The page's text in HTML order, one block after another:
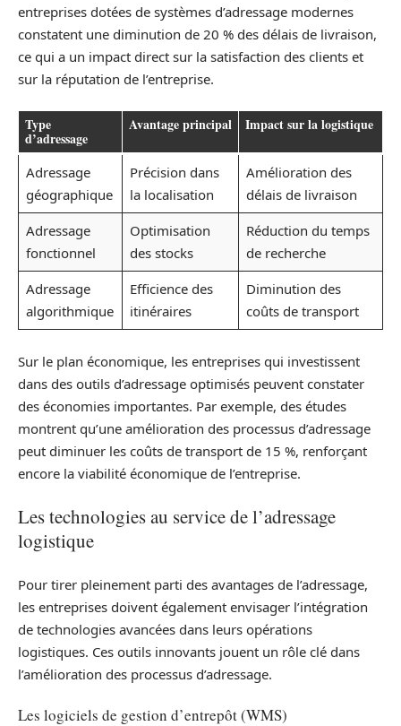
entreprises dotées de systèmes d’adressage modernes
constatent une diminution de 20 % des délais de livraison,
ce qui a un impact direct sur la satisfaction des clients et
sur la réputation de l’entreprise.
Type
d’adressage
Avantage principal Impact sur la logistique
Adressage
géographique
Précision dans
la localisation
Amélioration des
délais de livraison
Adressage
fonctionnel
Optimisation
des stocks
Réduction du temps
de recherche
Adressage
algorithmique
Efficience des
itinéraires
Diminution des
coûts de transport
Sur le plan économique, les entreprises qui investissent
dans des outils d’adressage optimisés peuvent constater
des économies importantes. Par exemple, des études
montrent qu’une amélioration des processus d’adressage
peut diminuer les coûts de transport de 15 %, renforçant
encore la viabilité économique de l’entreprise.
Les technologies au service de l’adressage
logistique
Pour tirer pleinement parti des avantages de l’adressage,
les entreprises doivent également envisager l’intégration
de technologies avancées dans leurs opérations
logistiques. Ces outils innovants jouent un rôle clé dans
l’amélioration des processus d’adressage.
Les logiciels de gestion d’entrepôt (WMS)